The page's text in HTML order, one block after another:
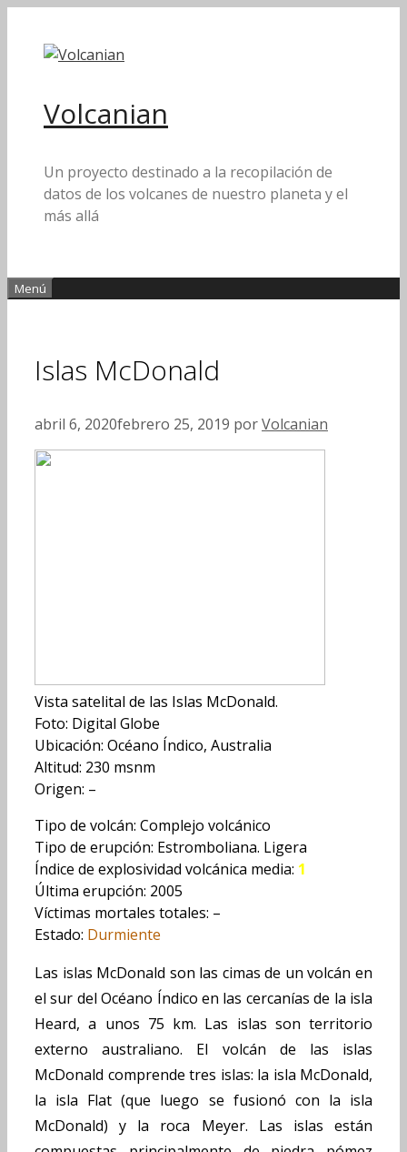
contenido
Volcanian
Un proyecto destinado a la recopilación de
datos de los volcanes de nuestro planeta y el
más allá
Menú
Islas McDonald
abril 6, 2020febrero 25, 2019 porVolcanian
Vista satelital de las Islas McDonald.
Foto: Digital Globe
Ubicación: Océano Índico, Australia
Altitud: 230 msnm
Origen: –
Tipo de volcán: Complejo volcánico
Tipo de erupción: Estromboliana. Ligera
Índice de explosividad volcánica media: 1
Última erupción: 2005
Víctimas mortales totales: –
Estado: Durmiente
Las islas McDonald son las cimas de un volcán en
el sur del Océano Índico en las cercanías de la isla
Heard, a unos 75 km. Las islas son territorio
externo australiano. El volcán de las islas
McDonald comprende tres islas: la isla McDonald,
la isla Flat (que luego se fusionó con la isla
McDonald) y la roca Meyer. Las islas están